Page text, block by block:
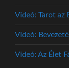
Videó: Tarot az
Videó:
Videó: Az Élet